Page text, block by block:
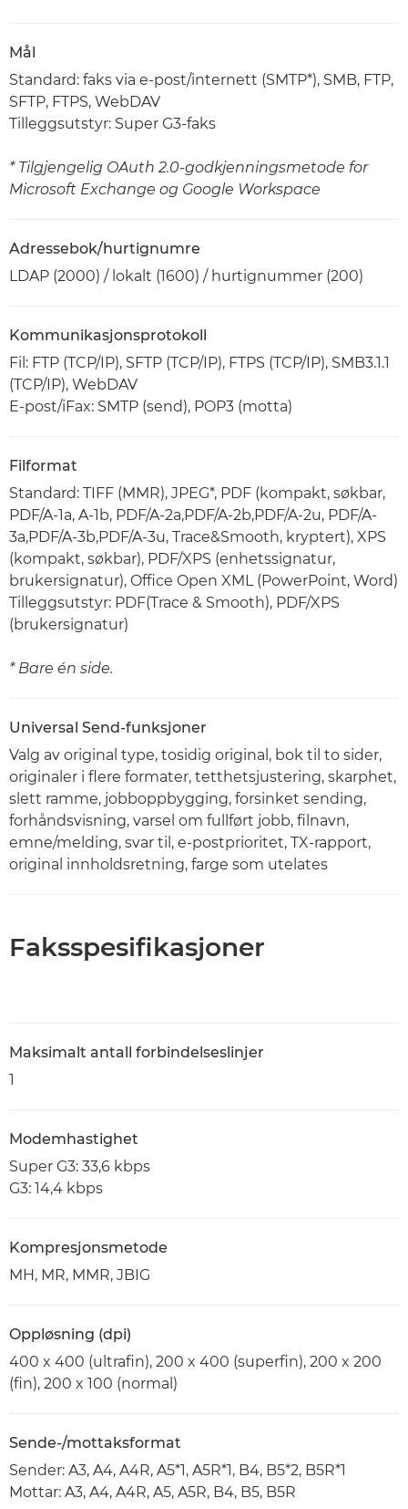
Mål
Standard: faks via e-post/internett (SMTP*), SMB, FTP,
SFTP, FTPS, WebDAV
Tilleggsutstyr: Super G3-faks
* Tilgjengelig OAuth 2.0-godkjenningsmetode for
Microsoft Exchange og Google Workspace
Adressebok/hurtignumre
LDAP (2000) / lokalt (1600) / hurtignummer (200)
Kommunikasjonsprotokoll
Fil: FTP (TCP/IP), SFTP (TCP/IP), FTPS (TCP/IP), SMB3.1.1
(TCP/IP), WebDAV
E‐post/iFax: SMTP (send), POP3 (motta)
Filformat
Standard: TIFF (MMR), JPEG*, PDF (kompakt, søkbar,
PDF/A-1a, A-1b, PDF/A-2a,PDF/A-2b,PDF/A-2u, PDF/A-
3a,PDF/A-3b,PDF/A-3u, Trace&Smooth, kryptert), XPS
(kompakt, søkbar), PDF/XPS (enhetssignatur,
brukersignatur), Office Open XML (PowerPoint, Word)
Tilleggsutstyr: PDF(Trace & Smooth), PDF/XPS
(brukersignatur)
* Bare én side.
Universal Send-funksjoner
Valg av original type, tosidig original, bok til to sider,
originaler i flere formater, tetthetsjustering, skarphet,
slett ramme, jobboppbygging, forsinket sending,
forhåndsvisning, varsel om fullført jobb, filnavn,
emne/melding, svar til, e-postprioritet, TX-rapport,
original innholdsretning, farge som utelates
Faksspesifikasjoner
Maksimalt antall forbindelseslinjer
1
Modemhastighet
Super G3: 33,6 kbps
G3: 14,4 kbps
Kompresjonsmetode
MH, MR, MMR, JBIG
Oppløsning (dpi)
400 x 400 (ultrafin), 200 x 400 (superfin), 200 x 200
(fin), 200 x 100 (normal)
Sende-/mottaksformat
Sender: A3, A4, A4R, A5*1, A5R*1, B4, B5*2, B5R*1
Mottar: A3, A4, A4R, A5, A5R, B4, B5, B5R